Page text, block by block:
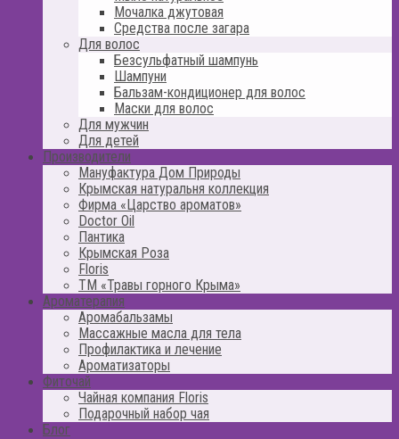
Мочалка джутовая
Средства после загара
Для волос
Безсульфатный шампунь
Шампуни
Бальзам-кондиционер для волос
Маски для волос
Для мужчин
Для детей
Производители
Мануфактура Дом Природы
Крымская натуральня коллекция
Фирма «Царство ароматов»
Doctor Oil
Пантика
Крымская Роза
Floris
ТМ «Травы горного Крыма»
Ароматерапия
Аромабальзамы
Массажные масла для тела
Профилактика и лечение
Ароматизаторы
Фиточай
Чайная компания Floris
Подарочный набор чая
Блог